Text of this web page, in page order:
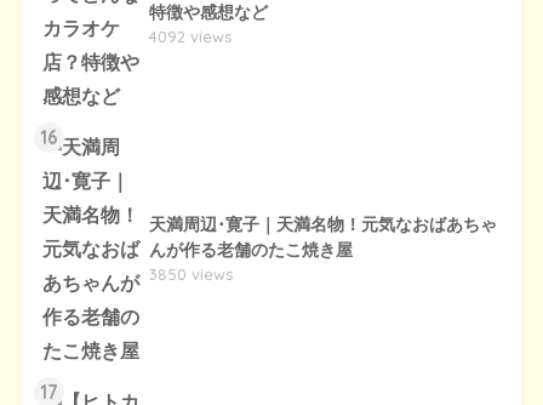
特徴や感想など
4092 views
16
天満周辺･寛子｜天満名物！元気なおばあちゃ
んが作る老舗のたこ焼き屋
3850 views
17